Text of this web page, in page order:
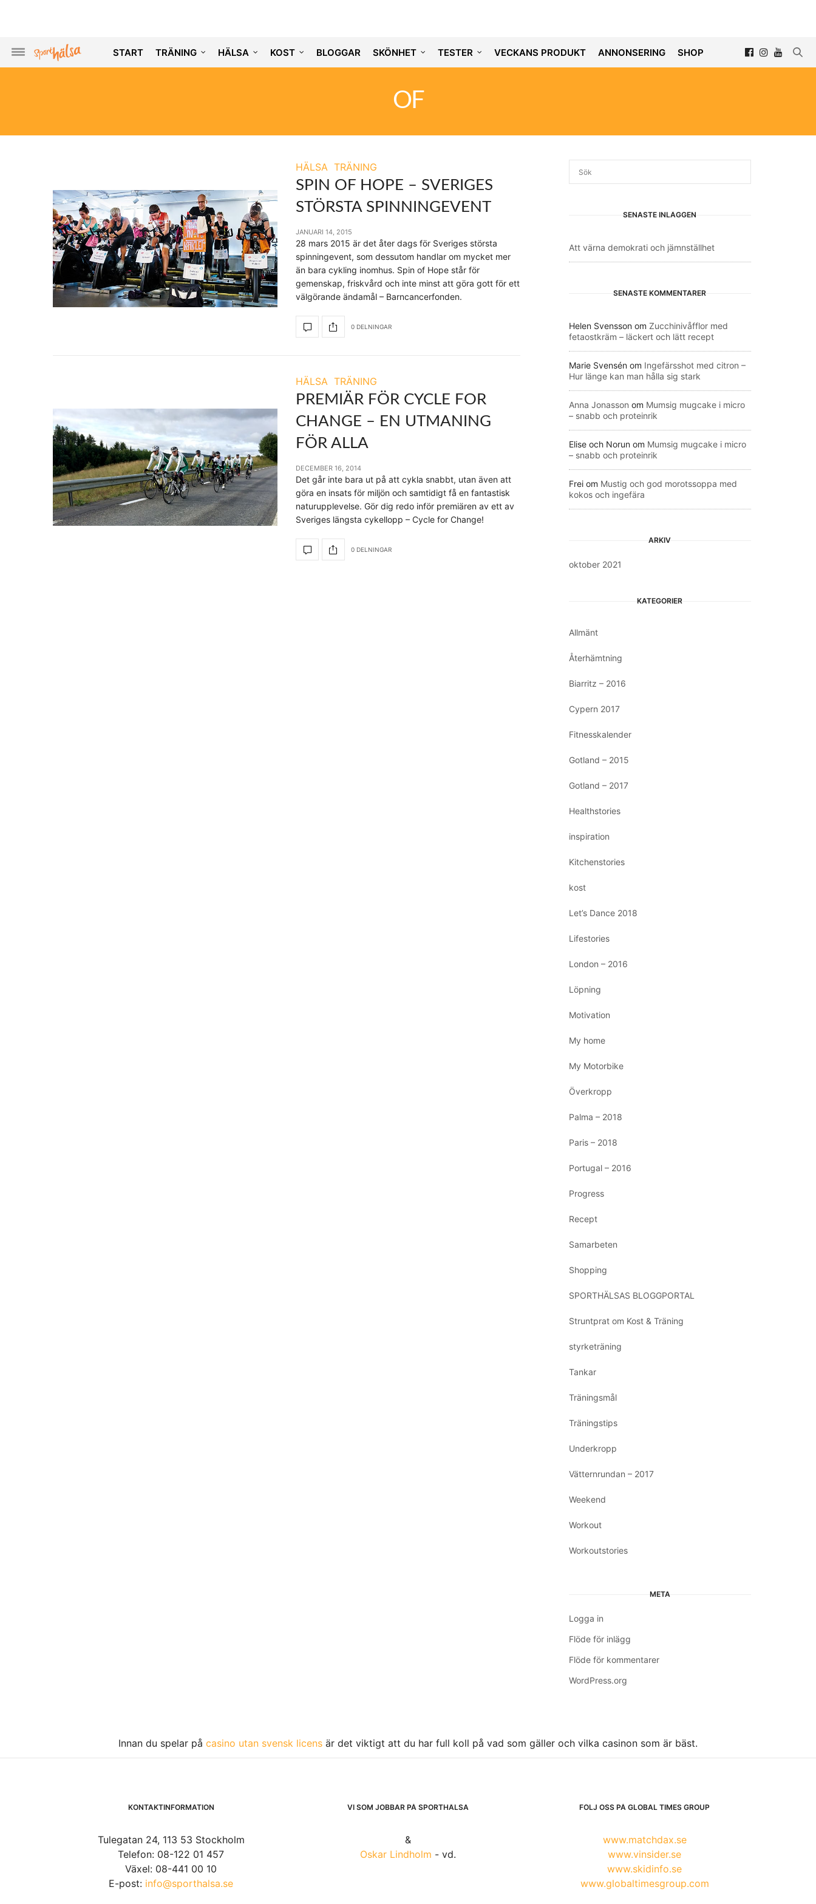
START TRÄNING HÄLSA KOST BLOGGAR SKÖNHET TESTER VECKANS PRODUKT ANNONSERING SHOP
OF
HÄLSA TRÄNING
SPIN OF HOPE – SVERIGES
STÖRSTA SPINNINGEVENT
JANUARI 14, 2015
28 mars 2015 är det åter dags för Sveriges största
spinningevent, som dessutom handlar om mycket mer
än bara cykling inomhus. Spin of Hope står för
gemenskap, friskvård och inte minst att göra gott för ett
välgörande ändamål – Barncancerfonden.
0 DELNINGAR
HÄLSA TRÄNING
PREMIÄR FÖR CYCLE FOR
CHANGE – EN UTMANING
FÖR ALLA
DECEMBER 16, 2014
Det går inte bara ut på att cykla snabbt, utan även att
göra en insats för miljön och samtidigt få en fantastisk
naturupplevelse. Gör dig redo inför premiären av ett av
Sveriges längsta cykellopp – Cycle for Change!
0 DELNINGAR
SENASTE INLÄGGEN
Att värna demokrati och jämnställhet
SENASTE KOMMENTARER
Helen Svensson om Zucchinivåfflor med
fetaostkräm – läckert och lätt recept
Marie Svensén om Ingefärsshot med citron –
Hur länge kan man hålla sig stark
Anna Jonasson om Mumsig mugcake i micro
– snabb och proteinrik
Elise och Norun om Mumsig mugcake i micro
– snabb och proteinrik
Frei om Mustig och god morotssoppa med
kokos och ingefära
ARKIV
oktober 2021
KATEGORIER
Allmänt
Återhämtning
Biarritz – 2016
Cypern 2017
Fitnesskalender
Gotland – 2015
Gotland – 2017
Healthstories
inspiration
Kitchenstories
kost
Let’s Dance 2018
Lifestories
London – 2016
Löpning
Motivation
My home
My Motorbike
Överkropp
Palma – 2018
Paris – 2018
Portugal – 2016
Progress
Recept
Samarbeten
Shopping
SPORTHÄLSAS BLOGGPORTAL
Struntprat om Kost & Träning
styrketräning
Tankar
Träningsmål
Träningstips
Underkropp
Vätternrundan – 2017
Weekend
Workout
Workoutstories
META
Logga in
Flöde för inlägg
Flöde för kommentarer
WordPress.org
Innan du spelar på casino utan svensk licens är det viktigt att du har full koll på vad som gäller och vilka casinon som är bäst.
KONTAKTINFORMATION
Tulegatan 24, 113 53 Stockholm
Telefon: 08-122 01 457
Växel: 08-441 00 10
E-post: info@sporthalsa.se
VI SOM JOBBAR PÅ SPORTHÄLSA
&
Oskar Lindholm - vd.
FÖLJ OSS PÅ GLOBAL TIMES GROUP
www.matchdax.se
www.vinsider.se
www.skidinfo.se
www.globaltimesgroup.com